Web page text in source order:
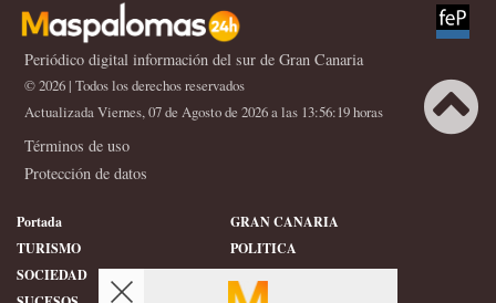
Periódico digital información del sur de Gran Canaria
© 2026 | Todos los derechos reservados
Actualizada Viernes, 07 de Agosto de 2026 a las 13:56:19 horas
Términos de uso
Protección de datos
Portada
GRAN CANARIA
TURISMO
POLITICA
SOCIEDAD
DEPORTES